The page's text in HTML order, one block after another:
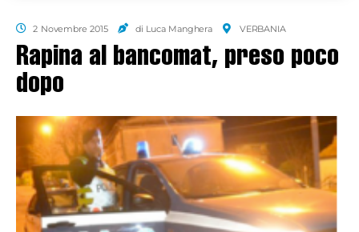
2 Novembre 2015 di Luca Manghera VERBANIA
Rapina al bancomat, preso poco
dopo